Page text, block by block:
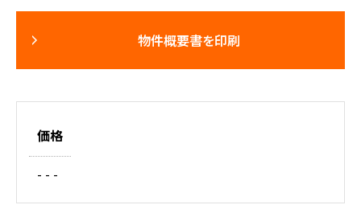
物件概要書を印刷
価格
- - -